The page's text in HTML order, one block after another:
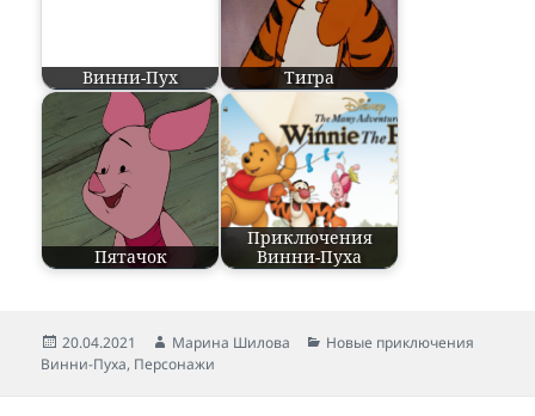
Винни-Пух Тигра
Пятачок
Приключения
Винни-Пуха
Опубликовано
20.04.2021 Автор
Марина Шилова Рубрики
Новые приключения
Винни-Пуха, Персонажи